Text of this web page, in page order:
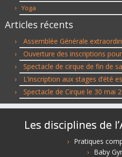
Yoga
Articles récents
Assemblée Générale
Ouverture des inscriptions
Spectacle de cirque de fin de
L’inscription aux stages d’été
Spectacle de Cirque le 30 mai
Les disciplines de
Pratiques
Baby